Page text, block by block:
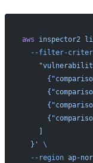
aws inspector2
--filter-
  }'
\
  --region
ap-